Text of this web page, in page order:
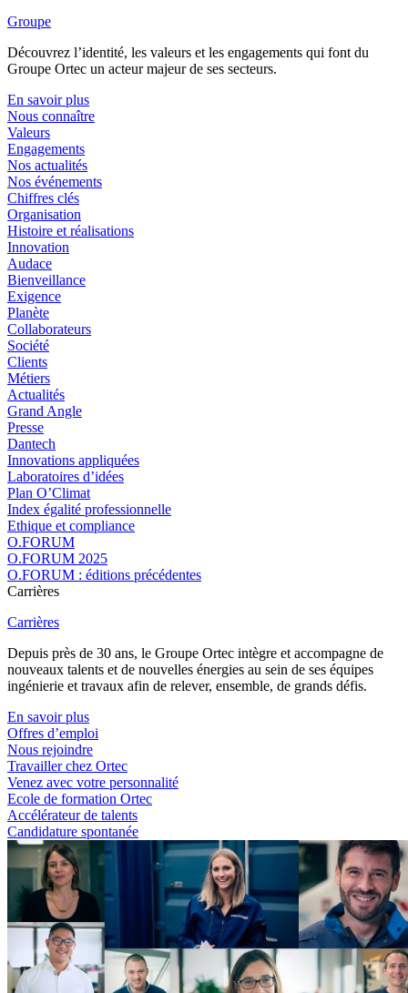
Groupe
Découvrez l’identité, les valeurs et les engagements qui font du
Groupe Ortec un acteur majeur de ses secteurs.
En savoir plus
Nous connaître
Valeurs
Engagements
Nos actualités
Nos événements
Chiffres clés
Organisation
Histoire et réalisations
Innovation
Audace
Bienveillance
Exigence
Planète
Collaborateurs
Société
Clients
Métiers
Actualités
Grand Angle
Presse
Dantech
Innovations appliquées
Laboratoires d’idées
Plan O’Climat
Index égalité professionnelle
Ethique et compliance
O.FORUM
O.FORUM 2025
O.FORUM : éditions précédentes
Carrières
Carrières
Depuis près de 30 ans, le Groupe Ortec intègre et accompagne de
nouveaux talents et de nouvelles énergies au sein de ses équipes
ingénierie et travaux afin de relever, ensemble, de grands défis.
En savoir plus
Offres d’emploi
Nous rejoindre
Travailler chez Ortec
Venez avec votre personnalité
Ecole de formation Ortec
Accélérateur de talents
Candidature spontanée